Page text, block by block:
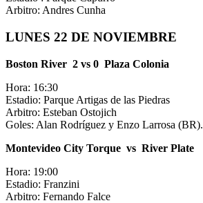
Arbitro: Andres Cunha
LUNES 22 DE NOVIEMBRE
Boston River 2 vs 0 Plaza Colonia
Hora: 16:30
Estadio: Parque Artigas de las Piedras
Arbitro: Esteban Ostojich
Goles: Alan Rodríguez y Enzo Larrosa (BR).
Montevideo City Torque vs River Plate
Hora: 19:00
Estadio: Franzini
Arbitro: Fernando Falce